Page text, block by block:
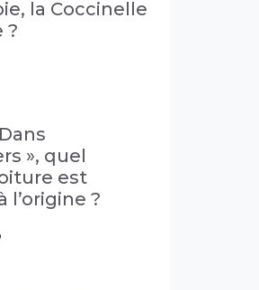
la Coccinelle
?
», quel
est
l’origine ?